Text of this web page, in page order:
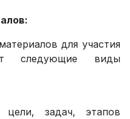
для участия
следующие виды
цели, задач, этапов